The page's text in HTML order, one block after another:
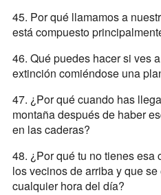
45. Por qué llamamos a
está compuesto
46. Qué puedes hacer si ves
extinción comiéndose una
47. ¿Por qué cuando has
montaña después de haber
en las caderas?
48. ¿Por qué tu no tienes esa
los vecinos de arriba y que
cualquier hora del día?